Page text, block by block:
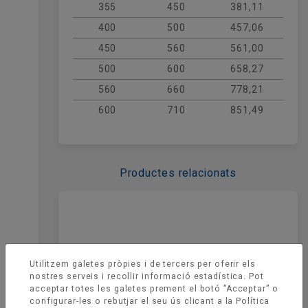
vibracions mecàniques, proporcionant un
sistema de ventilació silenciós i eficient.
355
450
381,11
400
500
457,06
450
560
561,00
500
600
658,27
560
660
778,21
600
710 851,49
Productes relacionats
Utilitzem galetes pròpies i de tercers per oferir els
nostres serveis i recollir informació estadística. Pot
acceptar totes les galetes prement el botó ”Acceptar” o
configurar-les o rebutjar el seu ús clicant a la Política